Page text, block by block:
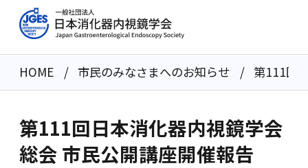
HOME 市民のみなさまへのお知らせ 第111回
第111回日本消化器内視鏡学会
総会 市民公開講座開催報告